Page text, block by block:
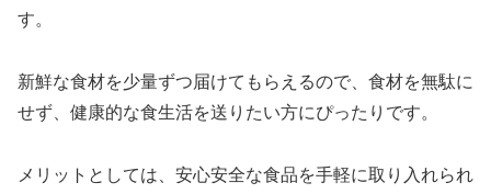
す。
新鮮な食材を少量ずつ届けてもらえるので、食材を無駄に
せず、健康的な食生活を送りたい方にぴったりです。
メリットとしては、安心安全な食品を手軽に取り入れられ